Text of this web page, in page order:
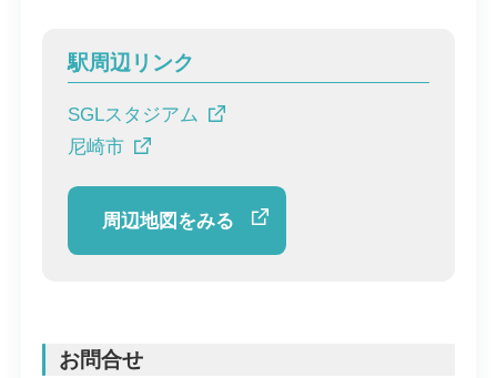
駅周辺リンク
SGLスタジアム
尼崎市
周辺地図をみる
お問合せ